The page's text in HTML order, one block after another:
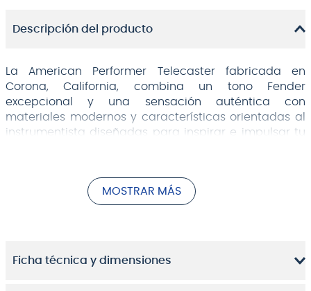
Descripción del producto
La American Performer Telecaster fabricada en
Corona, California, combina un tono Fender
excepcional y una sensación auténtica con
materiales modernos y características orientadas al
instrumentista diseñadas para inspirar e impulsar tu
Puente de estilo vintage
trastes Jumbo
MOSTRAR MÁS
Ficha técnica y dimensiones